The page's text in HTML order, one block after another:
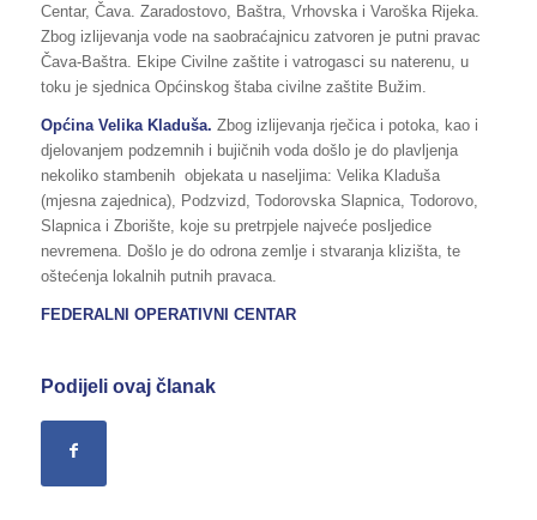
Centar, Čava. Zaradostovo, Baštra, Vrhovska i Varoška Rijeka.
Zbog izlijevanja vode na saobraćajnicu zatvoren je putni pravac
Čava-Baštra. Ekipe Civilne zaštite i vatrogasci su naterenu, u
toku je sjednica Općinskog štaba civilne zaštite Bužim.
Općina Velika Kladuša. Zbog izlijevanja rječica i potoka, kao i
djelovanjem podzemnih i bujičnih voda došlo je do plavljenja
nekoliko stambenih objekata u naseljima: Velika Kladuša
(mjesna zajednica), Podzvizd, Todorovska Slapnica, Todorovo,
Slapnica i Zborište, koje su pretrpjele najveće posljedice
nevremena. Došlo je do odrona zemlje i stvaranja klizišta, te
oštećenja lokalnih putnih pravaca.
FEDERALNI OPERATIVNI CENTAR
Podijeli ovaj članak